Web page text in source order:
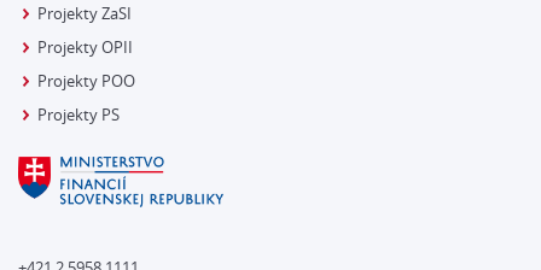
Projekty ZaSI
Projekty OPII
Projekty POO
Projekty PS